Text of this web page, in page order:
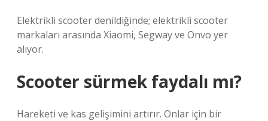
Elektrikli scooter denildiğinde; elektrikli scooter
markaları arasında Xiaomi, Segway ve Onvo yer
alıyor.
Scooter sürmek faydalı mı?
Hareketi ve kas gelişimini artırır. Onlar için bir